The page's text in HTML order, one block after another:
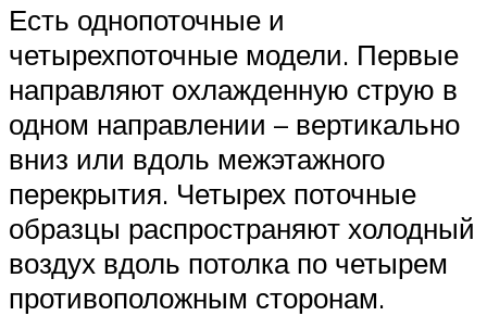
Есть однопоточные и
четырехпоточные модели. Первые
направляют охлажденную струю в
одном направлении – вертикально
вниз или вдоль межэтажного
перекрытия. Четырех поточные
образцы распространяют холодный
воздух вдоль потолка по четырем
противоположным сторонам.